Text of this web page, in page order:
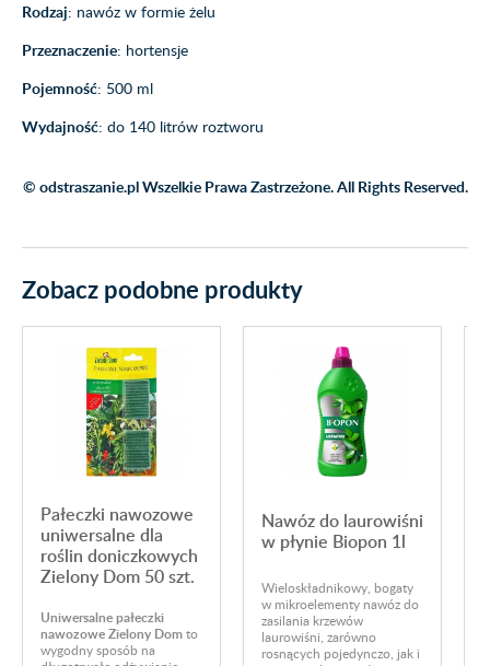
Rodzaj: nawóz w formie żelu
Przeznaczenie: hortensje
Pojemność: 500 ml
Wydajność: do 140 litrów roztworu
© odstraszanie.pl Wszelkie Prawa Zastrzeżone. All Rights Reserved.
Zobacz podobne produkty
Pałeczki nawozowe
uniwersalne dla
roślin doniczkowych
Zielony Dom 50 szt.
Uniwersalne pałeczki
nawozowe Zielony Domto
wygodny sposób na
Nawóz do laurowiśni
w płynie Biopon 1l
Wieloskładnikowy, bogaty
w mikroelementy nawóz do
zasilania krzewów
laurowiśni, zarówno
rosnących pojedynczo, jak i